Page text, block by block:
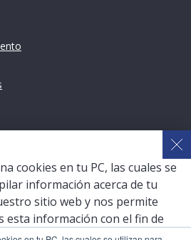
(SGA)
cookies en tu PC, las cuales se
información acerca de tu
sitio web y nos permite
esta información con el fin de
tu experiencia de navegación y